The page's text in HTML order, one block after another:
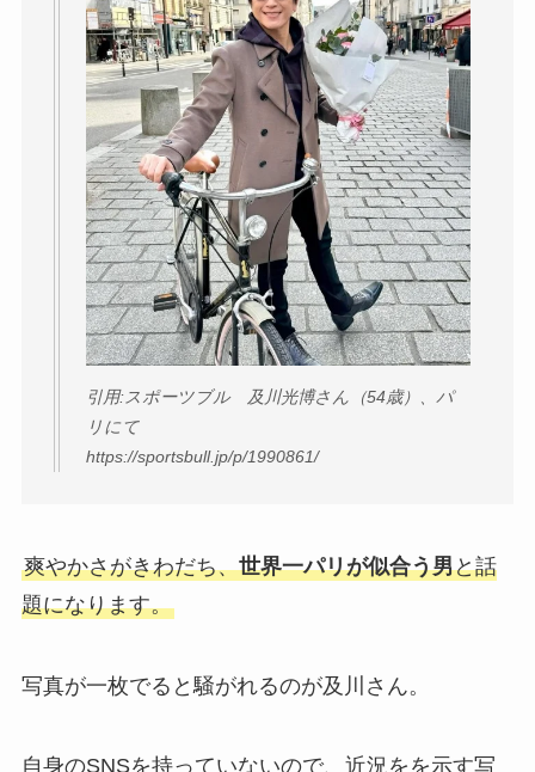
引用:スポーツブル 及川光博さん（54歳）、パ
リにて
https://sportsbull.jp/p/1990861/
爽やかさがきわだち、世界一パリが似合う男と話
題になります。
写真が一枚でると騒がれるのが及川さん。
自身のSNSを持っていないので、近況をを示す写